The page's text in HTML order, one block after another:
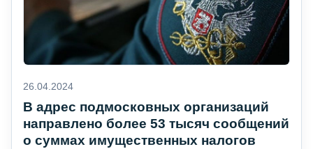
26.04.2024
В адрес подмосковных организаций
направлено более 53 тысяч сообщений
о суммах имущественных налогов